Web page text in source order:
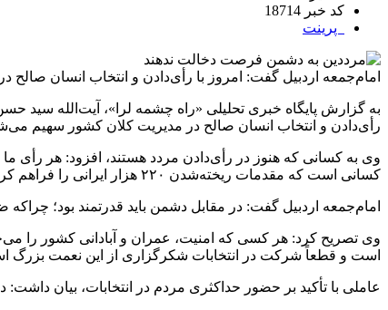
کد خبر 18714
پرینت
امام‌جمعه اردبیل گفت: امروز با رأی‌دادن و انتخاب انسان
به گزارش پایگاه خبری تحلیلی «راه چشمه لرا»، آیت‌الله سید
رأی‌دادن و انتخاب انسان صالح در مدیریت کلان کشور سهیم
وی به کسانی که هنوز در رأی‌دادن مردد هستند، افزود: هر رأی
کسانی است که مقدمات ریخته‌شدن ۲۲۰ هزار ایرانی را فراهم کردند؛ بنابراین هیچ‌کس با رأی ندادن در ردیف دشمنان نایستد و فرصت دخالت برای دشمن را فراهم نکند.
امام‌جمعه اردبیل گفت: در مقابل دشمن باید قدرتمند بود؛
وی تصریح کرد: هر کسی که امنیت، عمران و آبادانی کشور را
است و قطعاً شرکت در انتخابات شکرگزاری از این نعمت بزرگ
عاملی با تأکید بر حضور حداکثری مردم در انتخابات، بیان